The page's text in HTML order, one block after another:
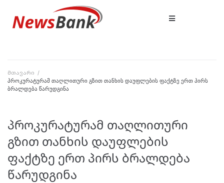
მთავარი /
პროკურატურამ თაღლითური გზით თანხის დაუფლების ფაქტზე ერთ პირს
ბრალდება წარუდგინა
პროკურატურამ თაღლითური
გზით თანხის დაუფლების
ფაქტზე ერთ პირს ბრალდება
წარუდგინა